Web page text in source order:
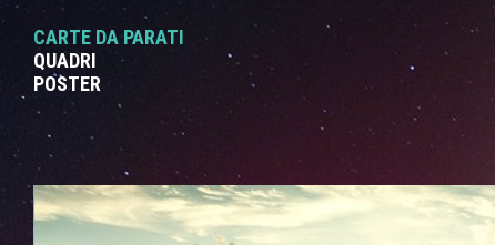
CARTE DA PARATI
QUADRI
POSTER